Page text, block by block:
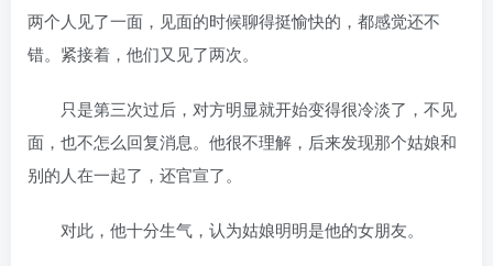
两个人见了一面，见面的时候聊得挺愉快的，都感觉还不
错。紧接着，他们又见了两次。
只是第三次过后，对方明显就开始变得很冷淡了，不见
面，也不怎么回复消息。他很不理解，后来发现那个姑娘和
别的人在一起了，还官宣了。
对此，他十分生气，认为姑娘明明是他的女朋友。